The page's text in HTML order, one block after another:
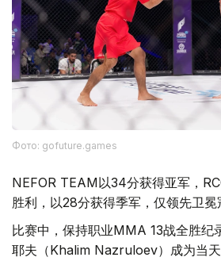
Фото: gofuture.games
NEFOR TEAM以34分获得亚军，
胜利，以28分获得季军，仅领先卫冕
比赛中，保持职业MMA 13战全胜纪
耶夫（Khalim Nazruloev）成为当